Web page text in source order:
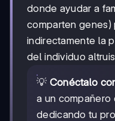
donde ayudar a
comparten
indirectamente la
del individuo
💡 Conéctalo
a un compañero
dedicando tu